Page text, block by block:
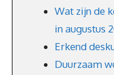
Wat zijn de
in augustus
Erkend
Duurzaam